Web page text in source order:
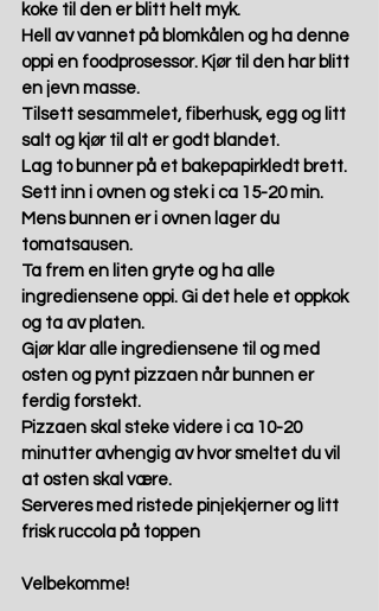
koke til den er blitt helt myk.
Hell av vannet på blomkålen og ha denne
oppi en foodprosessor. Kjør til den har blitt
en jevn masse.
Tilsett sesammelet, fiberhusk, egg og litt
salt og kjør til alt er godt blandet.
Lag to bunner på et bakepapirkledt brett.
Sett inn i ovnen og stek i ca 15-20 min.
Mens bunnen er i ovnen lager du
tomatsausen.
Ta frem en liten gryte og ha alle
ingrediensene oppi. Gi det hele et oppkok
og ta av platen.
Gjør klar alle ingrediensene til og med
osten og pynt pizzaen når bunnen er
ferdig forstekt.
Pizzaen skal steke videre i ca 10-20
minutter avhengig av hvor smeltet du vil
at osten skal være.
Serveres med ristede pinjekjerner og litt
frisk ruccola på toppen
Velbekomme!